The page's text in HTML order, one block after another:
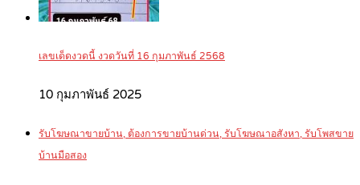
เลขเด็ดงวดนี้ งวดวันที่ 16 กุมภาพันธ์ 2568
10 กุมภาพันธ์ 2025
รับโฆษณาขายบ้าน, ต้องการขายบ้านด่วน, รับโฆษณาอสังหา, รับโพสขาย
บ้านมือสอง